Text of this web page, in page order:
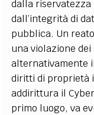
dalla
dall’integrità di
pubblica. Un
una violazione
alternativamente
diritti di proprietà
addirittura il
primo luogo, va